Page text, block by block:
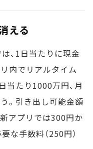
える
、1日当たりに現金
内でリアルタイム
当たり1000万円、月
。引き出し可能金額
アプリでは300円か
な手数料（250円）